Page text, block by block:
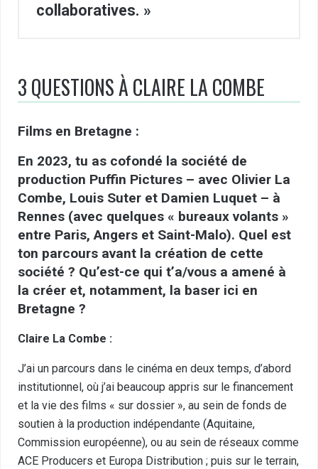
collaboratives. »
3 QUESTIONS À CLAIRE LA COMBE
Films en Bretagne :
En 2023, tu as cofondé la société de
production Puffin Pictures – avec Olivier La
Combe, Louis Suter et Damien Luquet – à
Rennes (avec quelques « bureaux volants »
entre Paris, Angers et Saint-Malo). Quel est
ton parcours avant la création de cette
société ? Qu’est-ce qui t’a/vous a amené à
la créer et, notamment, la baser ici en
Bretagne ?
Claire La Combe :
J’ai un parcours dans le cinéma en deux temps, d’abord
institutionnel, où j’ai beaucoup appris sur le financement
et la vie des films « sur dossier », au sein de fonds de
soutien à la production indépendante (Aquitaine,
Commission européenne), ou au sein de réseaux comme
ACE Producers et Europa Distribution ; puis sur le terrain,